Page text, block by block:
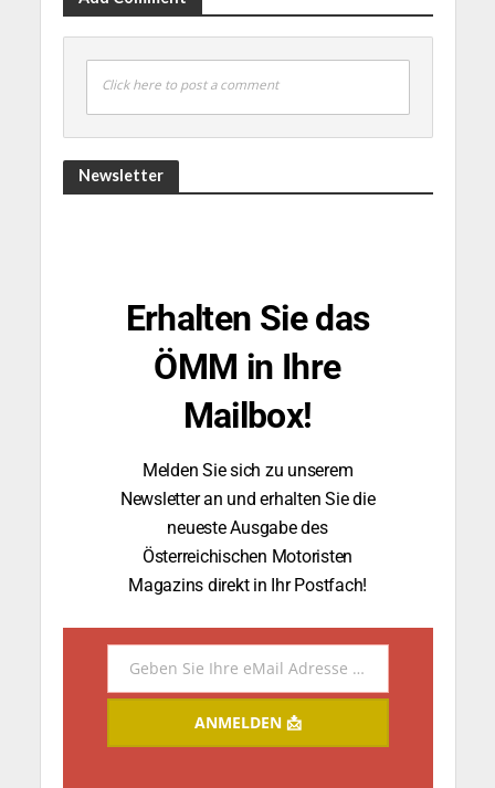
Click here to post a comment
Newsletter
Erhalten Sie das
ÖMM in Ihre
Mailbox!
Melden Sie sich zu unserem
Newsletter an und erhalten Sie die
neueste Ausgabe des
Österreichischen Motoristen
Magazins direkt in Ihr Postfach!
Email Geben Sie Ihre eMail Adresse ein.
ANMELDEN 📩